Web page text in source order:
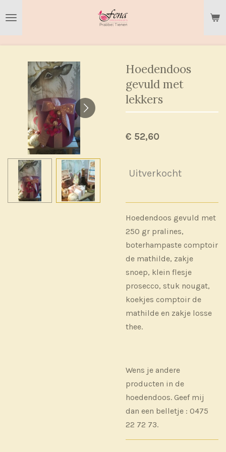
hoofdinhoud
Hoedendoos
gevuld met
lekkers
€ 52,60
Uitverkocht
Hoedendoos gevuld met
250 gr pralines,
boterhampaste comptoir
de mathilde, zakje
snoep, klein flesje
prosecco, stuk nougat,
koekjes comptoir de
mathilde en zakje losse
thee.
Wens je andere
producten in de
hoedendoos. Geef mij
dan een belletje : 0475
22 72 73.